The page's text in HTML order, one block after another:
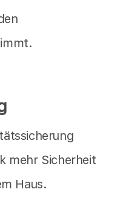
mehr Sicherheit
Haus.